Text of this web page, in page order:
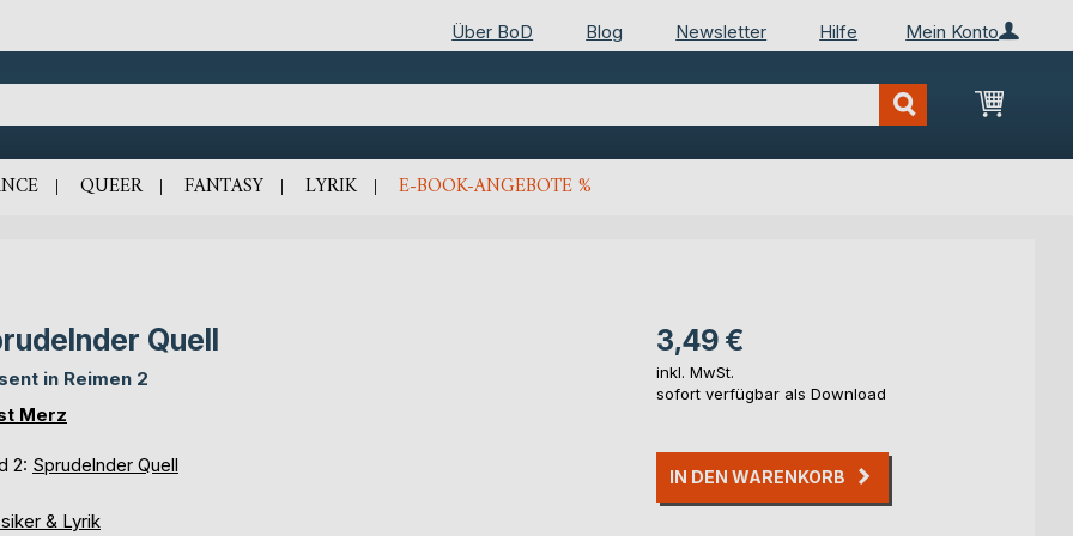
Mein Konto
Über BoD Blog Newsletter Hilfe
Mein
QUEER FANTASY LYRIK E-BOOK-ANGEBOTE %
Quell
in Reimen 2
Merz
2: Sprudelnder Quell
& Lyrik
3,49 €
inkl. MwSt.
sofort verfügbar als Download
IN DEN WARENKORB